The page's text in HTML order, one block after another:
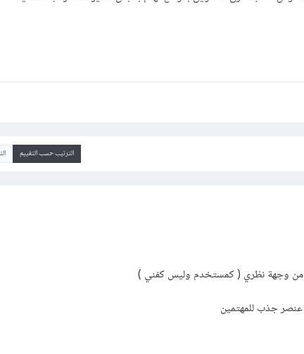
الترتيب حسب التقييم
من وجهة نظري ( كمستخدم وليس كفني )
جذب للمهتمين